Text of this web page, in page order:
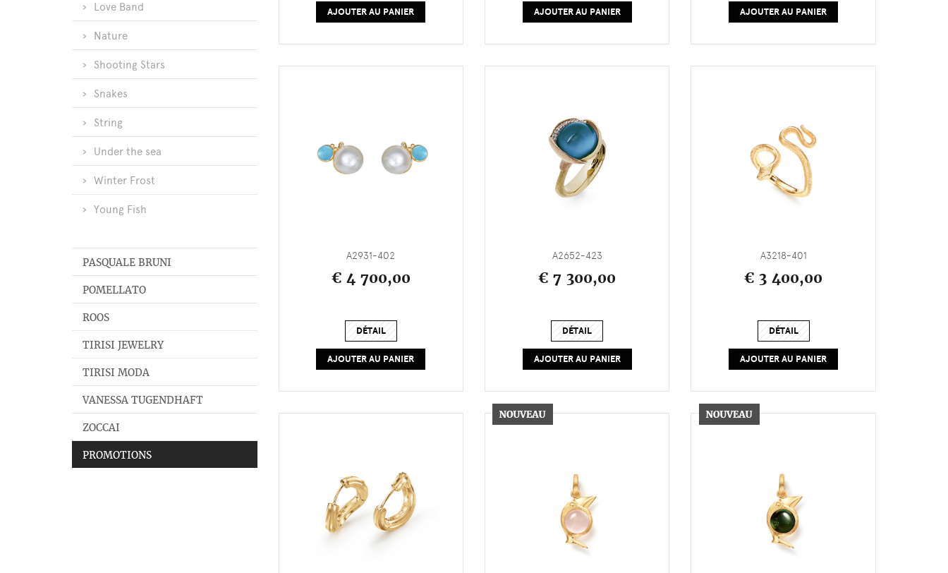
Love Band
Nature
Shooting Stars
Snakes
String
Under the sea
Winter Frost
Young Fish
PASQUALE BRUNI
POMELLATO
ROOS
TIRISI JEWELRY
TIRISI MODA
VANESSA TUGENDHAFT
ZOCCAI
PROMOTIONS
AJOUTER AU PANIER AJOUTER AU PANIER AJOUTER AU PANIER
A2931-402
€ 4 700,00
DÉTAIL
AJOUTER AU PANIER
A2652-423
€ 7 300,00
DÉTAIL
AJOUTER AU PANIER
A3218-401
€ 3 400,00
DÉTAIL
AJOUTER AU PANIER